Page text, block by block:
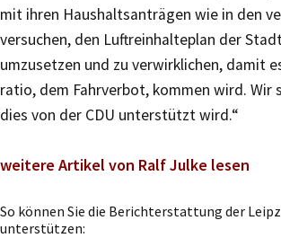
mit ihren Haushaltsanträgen wie in den
versuchen, den Luftreinhalteplan der
umzusetzen und zu verwirklichen, damit
ratio, dem Fahrverbot, kommen wird. Wir
dies von der CDU unterstützt wird.“
weitere Artikel von Ralf Julke lesen
So können Sie die Berichterstattung der
unterstützen: